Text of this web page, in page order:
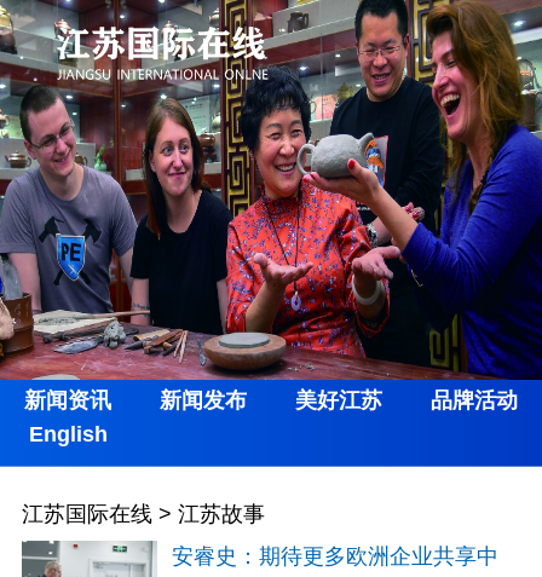
新闻资讯 新闻发布 美好江苏
品牌活动
English
江苏国际在线> 江苏故事
安睿史：期待更多欧洲企业共享中